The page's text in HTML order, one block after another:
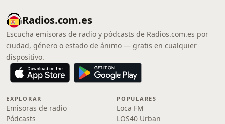
Radios.com.es
Escucha emisoras de radio y pódcasts de Radios.com.es por
ciudad, género o estado de ánimo — gratis en cualquier
dispositivo.
EXPLORAR
Emisoras de radio
Pódcasts
POPULARES
Loca FM
LOS40 Urban